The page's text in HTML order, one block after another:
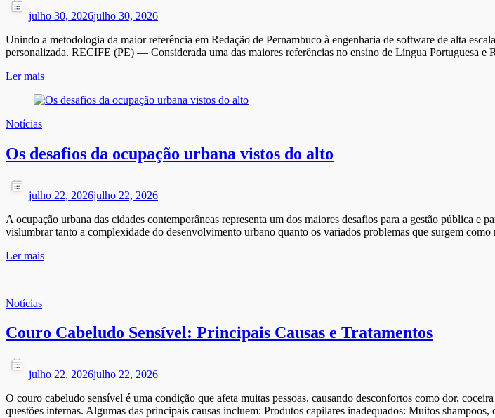
julho 30, 2026julho 30, 2026
Unindo a metodologia da maior referência em Redação de Pernambuco à engenharia de software de alta
personalizada. RECIFE (PE) — Considerada uma das maiores referências no ensino de Língua Portuguesa
Ler mais
Notícias
Os desafios da ocupação urbana vistos do alto
julho 22, 2026julho 22, 2026
A ocupação urbana das cidades contemporâneas representa um dos maiores desafios para a gestão pública
vislumbrar tanto a complexidade do desenvolvimento urbano quanto os variados problemas que surgem
Ler mais
Notícias
Couro Cabeludo Sensível: Principais Causas e Tratamentos
julho 22, 2026julho 22, 2026
O couro cabeludo sensível é uma condição que afeta muitas pessoas, causando desconfortos como dor,
questões internas. Algumas das principais causas incluem: Produtos capilares inadequados: Muitos